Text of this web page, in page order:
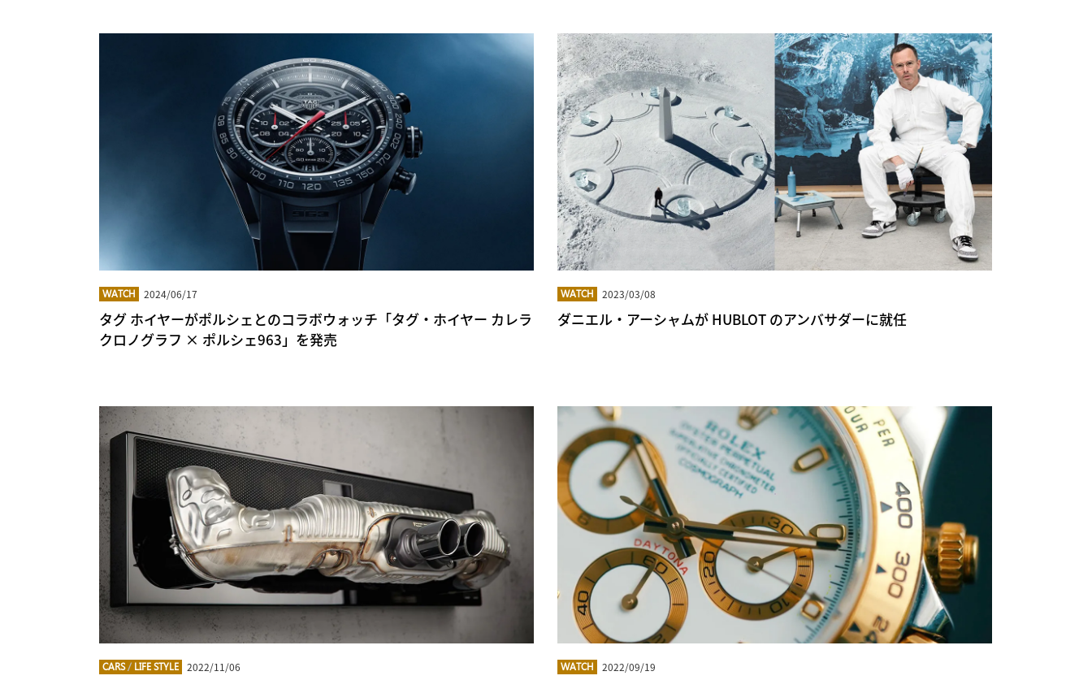
WATCH 2024/06/17
タグ ホイヤーがポルシェとのコラボウォッチ「タグ・ホイヤー カレラ
クロノグラフ × ポルシェ963」を発売
WATCH 2023/03/08
ダニエル・アーシャムが HUBLOT のアンバサダーに就任
CARS/ LIFE STYLE 2022/11/06 WATCH 2022/09/19